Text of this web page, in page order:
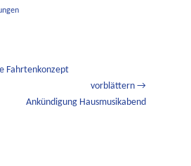
Fahrtenkonzept
vorblättern →
Ankündigung Hausmusikabend